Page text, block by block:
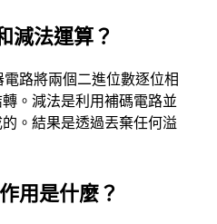
減法運算？
路將兩個二進位數逐位相
。減法是利用補碼電路並
。結果是透過丟棄任何溢
用是什麼？